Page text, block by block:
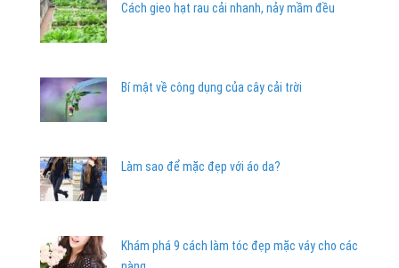
Cách gieo hạt rau cải nhanh, nảy mầm đều
Bí mật về công dụng của cây cải trời
Làm sao để mặc đẹp với áo da?
Khám phá 9 cách làm tóc đẹp mặc váy cho các